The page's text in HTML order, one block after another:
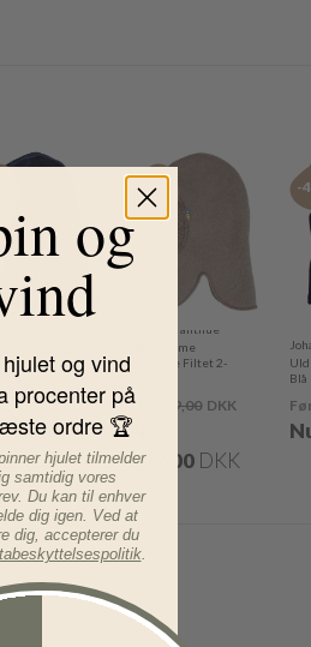
-
DKK
58,00DKK
-40%
Joha Elefanthue
Uld Sesame
Melange Filtet 2-
Før 229,00 DKK
Nu
137,00 DKK
-
Uld
Blå
og
og vind
procenter på
ordre 🏆
hjulet tilmelder
samtidig vores
Du kan til enhver
dig igen. Ved at
dig, accepterer du
.